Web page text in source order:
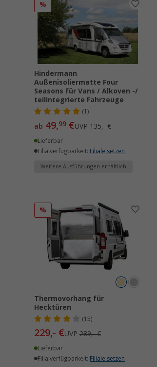
%
Hindermann
Außenisoliermatte Four
Seasons für Vans / Alkoven -/
teilintegrierte Fahrzeuge
(1)
ab 49,99€UVP135,- €
Lieferbar
Filialverfügbarkeit: Filiale setzen
Weitere Ausführungen erhältlich
%
Thermovorhang für
Hecktüren
(15)
229,- €UVP289,- €
Lieferbar
Filialverfügbarkeit: Filiale setzen